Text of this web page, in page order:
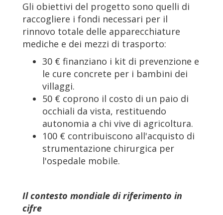
Gli obiettivi del progetto sono quelli di
raccogliere i fondi necessari per il
rinnovo totale delle apparecchiature
mediche e dei mezzi di trasporto:
30 € finanziano i kit di prevenzione e
le cure concrete per i bambini dei
villaggi.
50 € coprono il costo di un paio di
occhiali da vista, restituendo
autonomia a chi vive di agricoltura.
100 € contribuiscono all'acquisto di
strumentazione chirurgica per
l'ospedale mobile.
Il contesto mondiale di riferimento in
cifre